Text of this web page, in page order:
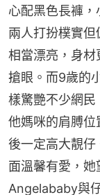
心配黑色長褲，
兩人打扮樸實
相當漂亮，身
搶眼。而9歲的
樣驚艷不少網民
他媽咪的肩膊
後一定高大靚
面溫馨有愛，
Angelababy與